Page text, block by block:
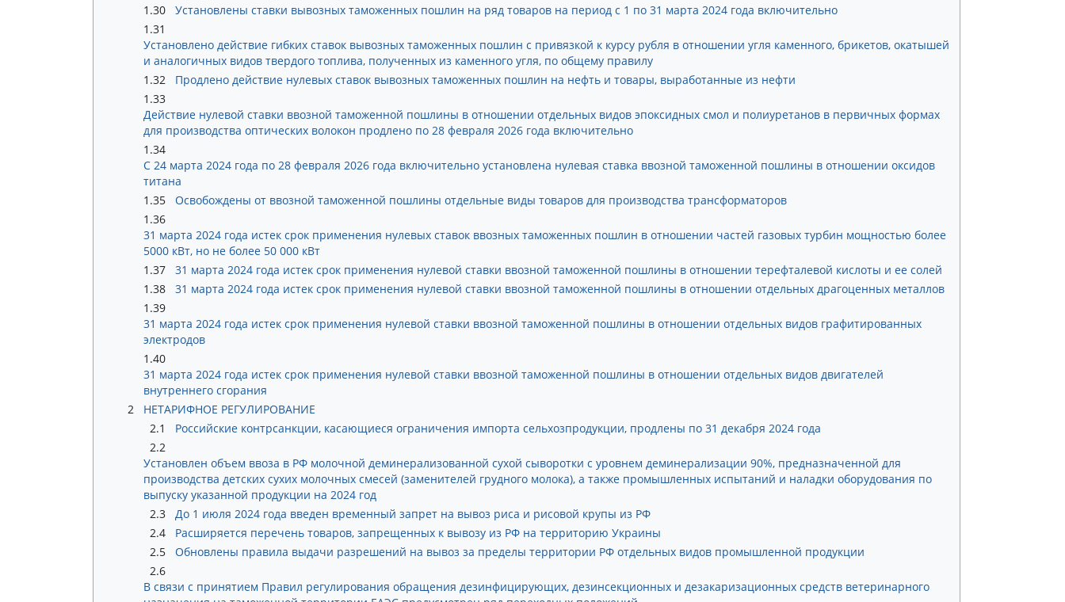
1.30
Установлены ставки вывозных таможенных пошлин на ряд товаров на период с 1 по 31 марта 2024 года включительно
1.31
Установлено действие гибких ставок вывозных таможенных пошлин с привязкой к курсу рубля в отношении угля каменного, брикетов, окатышей
и аналогичных видов твердого топлива, полученных из каменного угля, по общему правилу
1.32
Продлено действие нулевых ставок вывозных таможенных пошлин на нефть и товары, выработанные из нефти
1.33
Действие нулевой ставки ввозной таможенной пошлины в отношении отдельных видов эпоксидных смол и полиуретанов в первичных формах
для производства оптических волокон продлено по 28 февраля 2026 года включительно
1.34
С 24 марта 2024 года по 28 февраля 2026 года включительно установлена нулевая ставка ввозной таможенной пошлины в отношении оксидов
титана
1.35
Освобождены от ввозной таможенной пошлины отдельные виды товаров для производства трансформаторов
1.36
31 марта 2024 года истек срок применения нулевых ставок ввозных таможенных пошлин в отношении частей газовых турбин мощностью более
5000 кВт, но не более 50 000 кВт
1.37
31 марта 2024 года истек срок применения нулевой ставки ввозной таможенной пошлины в отношении терефталевой кислоты и ее солей
1.38
31 марта 2024 года истек срок применения нулевой ставки ввозной таможенной пошлины в отношении отдельных драгоценных металлов
1.39
31 марта 2024 года истек срок применения нулевой ставки ввозной таможенной пошлины в отношении отдельных видов графитированных
электродов
1.40
31 марта 2024 года истек срок применения нулевой ставки ввозной таможенной пошлины в отношении отдельных видов двигателей
внутреннего сгорания
2
НЕТАРИФНОЕ РЕГУЛИРОВАНИЕ
2.1
Российские контрсанкции, касающиеся ограничения импорта сельхозпродукции, продлены по 31 декабря 2024 года
2.2
Установлен объем ввоза в РФ молочной деминерализованной сухой сыворотки с уровнем деминерализации 90%, предназначенной для
производства детских сухих молочных смесей (заменителей грудного молока), а также промышленных испытаний и наладки оборудования по
выпуску указанной продукции на 2024 год
2.3
До 1 июля 2024 года введен временный запрет на вывоз риса и рисовой крупы из РФ
2.4
Расширяется перечень товаров, запрещенных к вывозу из РФ на территорию Украины
2.5
Обновлены правила выдачи разрешений на вывоз за пределы территории РФ отдельных видов промышленной продукции
2.6
В связи с принятием Правил регулирования обращения дезинфицирующих, дезинсекционных и дезакаризационных средств ветеринарного